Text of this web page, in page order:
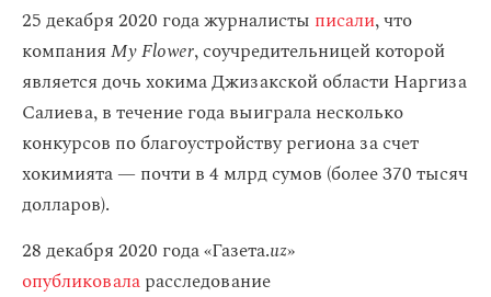
25 декабря 2020 года журналисты писали, что
компанияMy Flower, соучредительницей которой
является дочь хокима Джизакской области Наргиза
Салиева, в течение года выиграла несколько
конкурсов по благоустройству региона за счет
хокимията — почти в 4 млрд сумов (более 370 тысяч
долларов).
28 декабря 2020 года «Газета.uz»
опубликоваларасследование